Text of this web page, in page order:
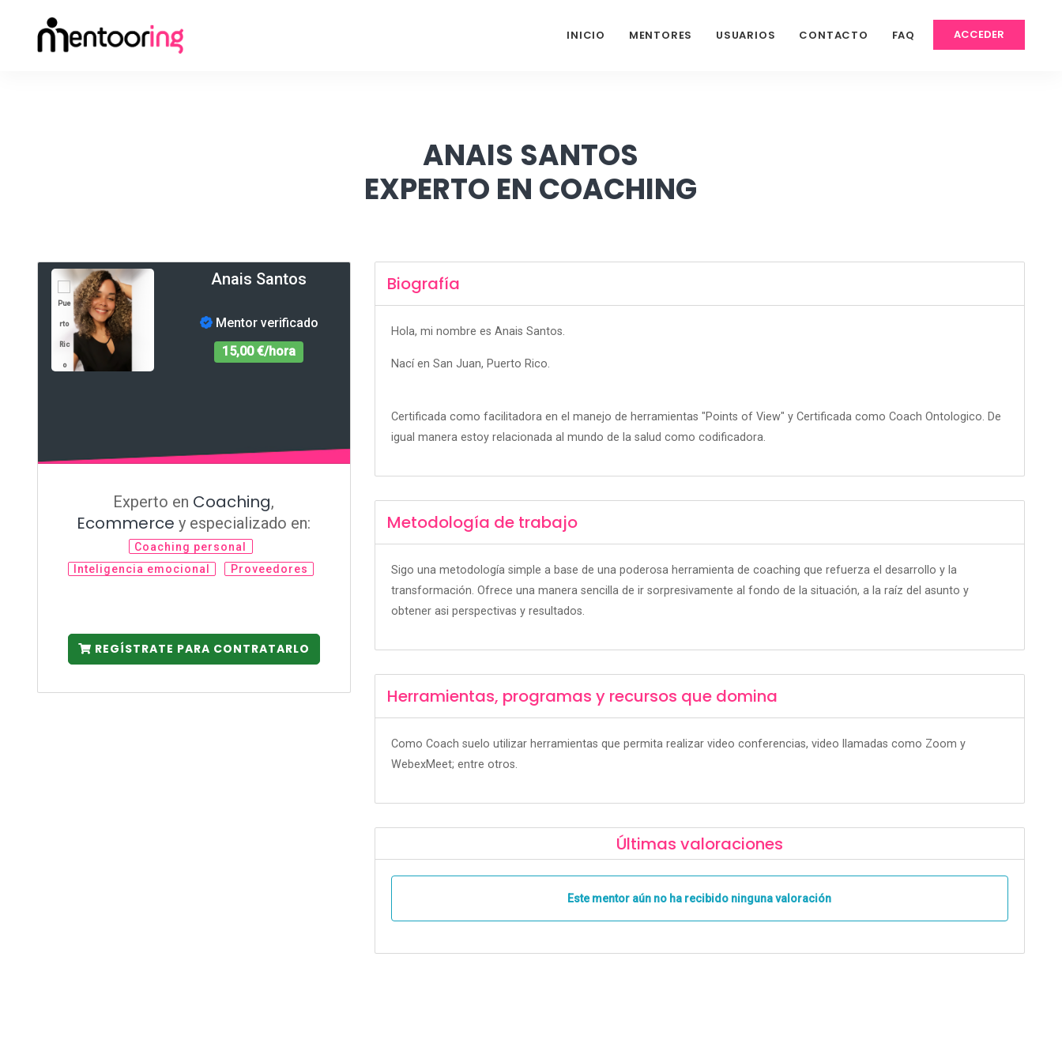
ACCEDER
INICIO MENTORES USUARIOS CONTACTO FAQ
ANAIS SANTOS
EXPERTO EN COACHING
Anais Santos
Mentor verificado
15,00 €/hora
Experto en Coaching,
Ecommerce y especializado en:
Coaching personal
Inteligencia emocional
Proveedores
REGÍSTRATE PARA CONTRATARLO
Biografía
Hola, mi nombre es Anais Santos.
Nací en San Juan, Puerto Rico.
Certificada como facilitadora en el manejo de herramientas "Points of View" y Certificada como Coach Ontologico. De
igual manera estoy relacionada al mundo de la salud como codificadora.
Metodología de trabajo
Sigo una metodología simple a base de una poderosa herramienta de coaching que refuerza el desarrollo y la
transformación. Ofrece una manera sencilla de ir sorpresivamente al fondo de la situación, a la raíz del asunto y
obtener asi perspectivas y resultados.
Herramientas, programas y recursos que domina
Como Coach suelo utilizar herramientas que permita realizar video conferencias, video llamadas como Zoom y
WebexMeet; entre otros.
Últimas valoraciones
Este mentor aún no ha recibido ninguna valoración